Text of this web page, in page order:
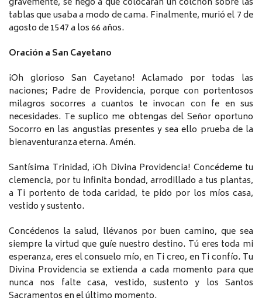
tablas que usaba a modo de cama. Finalmente, murió el 7 de
agosto de 1547 a los 66 años.
Oración a San Cayetano
¡Oh glorioso San Cayetano! Aclamado por todas las
naciones; Padre de Providencia, porque con portentosos
milagros socorres a cuantos te invocan con fe en sus
necesidades. Te suplico me obtengas del Señor oportuno
Socorro en las angustias presentes y sea ello prueba de la
bienaventuranza eterna. Amén.
Santísima Trinidad, ¡Oh Divina Providencia! Concédeme tu
clemencia, por tu infinita bondad, arrodillado a tus plantas,
a Ti portento de toda caridad, te pido por los míos casa,
vestido y sustento.
Concédenos la salud, llévanos por buen camino, que sea
siempre la virtud que guíe nuestro destino. Tú eres toda mi
esperanza, eres el consuelo mío, en Ti creo, en Ti confío. Tu
Divina Providencia se extienda a cada momento para que
nunca nos falte casa, vestido, sustento y los Santos
Sacramentos en el último momento.